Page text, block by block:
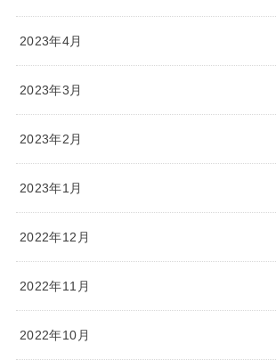
2023年4月
2023年3月
2023年2月
2023年1月
2022年12月
2022年11月
2022年10月